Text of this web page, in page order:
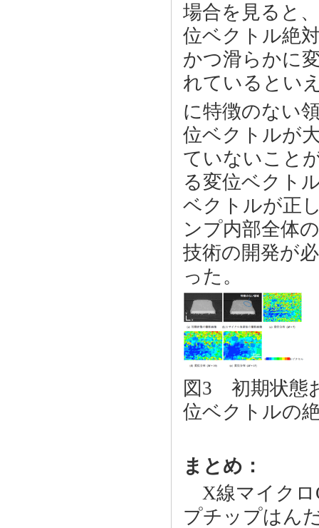
場合を見ると
位ベクトル絶
かつ滑らかに
れているとい
に特徴のない
位ベクトルが
ていないこと
る変位ベクト
ベクトルが正
ンプ内部全体
技術の開発が
った。
図3 初期状態
位ベクトルの
まとめ：
X線マイクロ
プチップはん